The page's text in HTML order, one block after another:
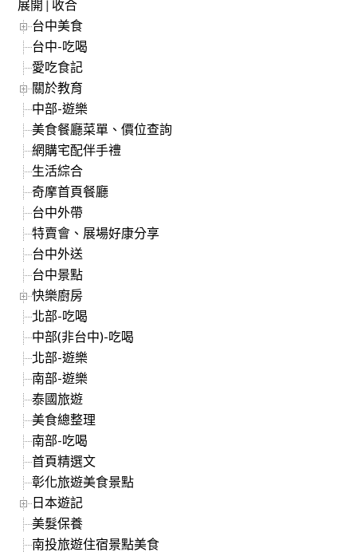
展開 | 收合
台中美食
台中-吃喝
愛吃食記
關於教育
中部-遊樂
美食餐廳菜單、價位查詢
網購宅配伴手禮
生活綜合
奇摩首頁餐廳
台中外帶
特賣會、展場好康分享
台中外送
台中景點
快樂廚房
北部-吃喝
中部(非台中)-吃喝
北部-遊樂
南部-遊樂
泰國旅遊
美食總整理
南部-吃喝
首頁精選文
彰化旅遊美食景點
日本遊記
美髮保養
南投旅遊住宿景點美食